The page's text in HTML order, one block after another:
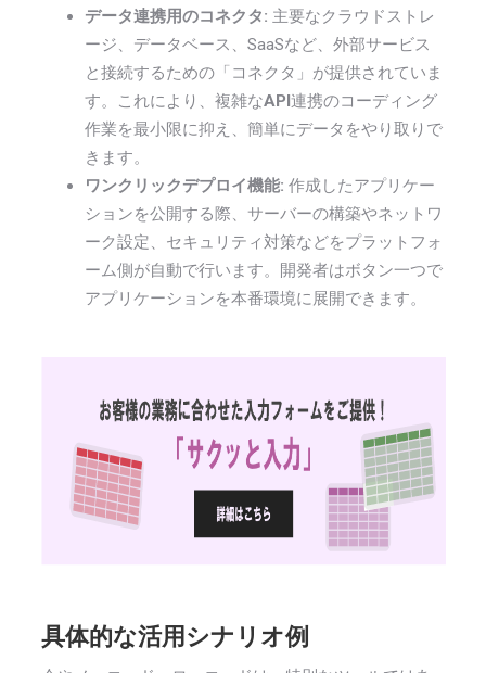
データ連携用のコネクタ: 主要なクラウドストレ
ージ、データベース、SaaSなど、外部サービス
と接続するための「コネクタ」が提供されていま
す。これにより、複雑なAPI連携のコーディング
作業を最小限に抑え、簡単にデータをやり取りで
きます。
ワンクリックデプロイ機能: 作成したアプリケー
ションを公開する際、サーバーの構築やネットワ
ーク設定、セキュリティ対策などをプラットフォ
ーム側が自動で行います。開発者はボタン一つで
アプリケーションを本番環境に展開できます。
具体的な活用シナリオ例